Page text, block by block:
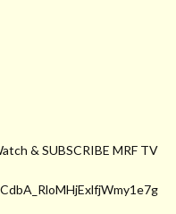
& SUBSCRIBE MRF TV